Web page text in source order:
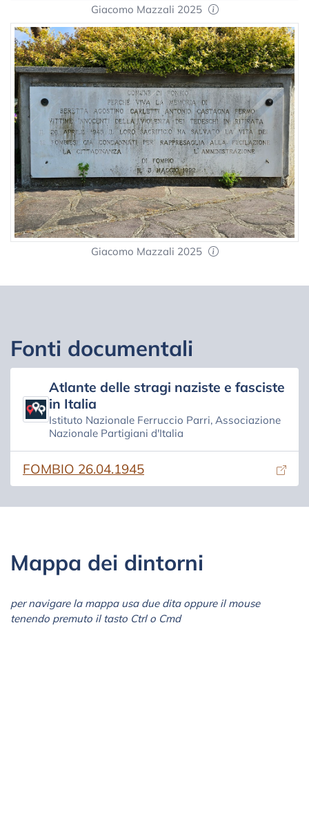
Giacomo Mazzali 2025
Giacomo Mazzali 2025
Fonti documentali
Atlante delle stragi naziste e fasciste
in Italia
Istituto Nazionale Ferruccio Parri, Associazione
Nazionale Partigiani d'Italia
FOMBIO 26.04.1945
(si apre in una nuova scheda)
Mappa dei dintorni
per navigare la mappa usa due dita oppure il mouse
tenendo premuto il tasto Ctrl o Cmd